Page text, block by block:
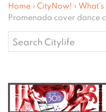
Home › CityNow! ›
Promenada cover dance
Search
for: